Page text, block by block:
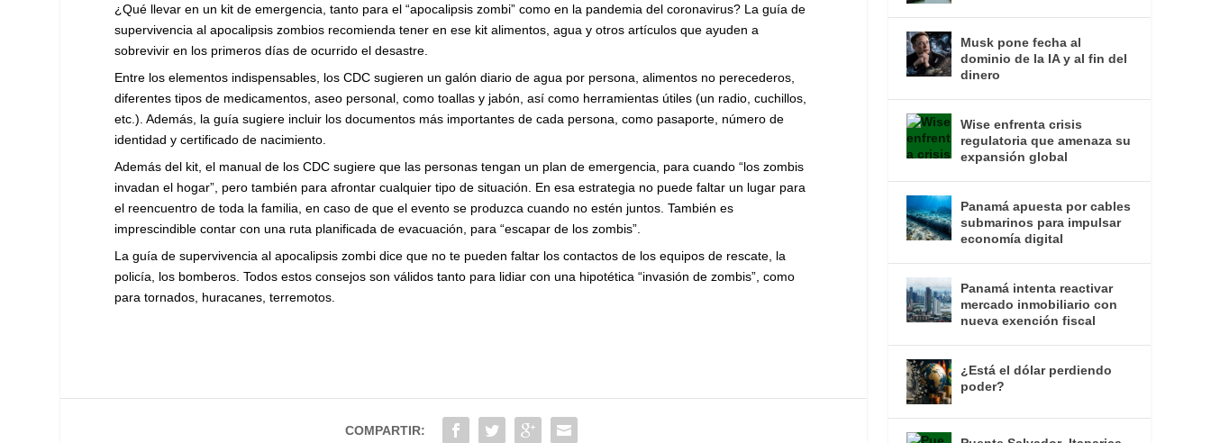
¿Qué llevar en un kit de emergencia, tanto para el “apocalipsis zombi” como en la pandemia del coronavirus? La guía de
supervivencia al apocalipsis zombios recomienda tener en ese kit alimentos, agua y otros artículos que ayuden a
sobrevivir en los primeros días de ocurrido el desastre.
Entre los elementos indispensables, los CDC sugieren un galón diario de agua por persona, alimentos no perecederos,
diferentes tipos de medicamentos, aseo personal, como toallas y jabón, así como herramientas útiles (un radio, cuchillos,
etc.). Además, la guía sugiere incluir los documentos más importantes de cada persona, como pasaporte, número de
identidad y certificado de nacimiento.
Además del kit, el manual de los CDC sugiere que las personas tengan un plan de emergencia, para cuando “los zombis
invadan el hogar”, pero también para afrontar cualquier tipo de situación. En esa estrategia no puede faltar un lugar para
el reencuentro de toda la familia, en caso de que el evento se produzca cuando no estén juntos. También es
imprescindible contar con una ruta planificada de evacuación, para “escapar de los zombis”.
La guía de supervivencia al apocalipsis zombi dice que no te pueden faltar los contactos de los equipos de rescate, la
policía, los bomberos. Todos estos consejos son válidos tanto para lidiar con una hipotética “invasión de zombis”, como
para tornados, huracanes, terremotos.
COMPARTIR:
Musk pone fecha al
dominio de la IA y al fin del
dinero
Wise enfrenta crisis
regulatoria que amenaza su
expansión global
Panamá apuesta por cables
submarinos para impulsar
economía digital
Panamá intenta reactivar
mercado inmobiliario con
nueva exención fiscal
¿Está el dólar perdiendo
poder?